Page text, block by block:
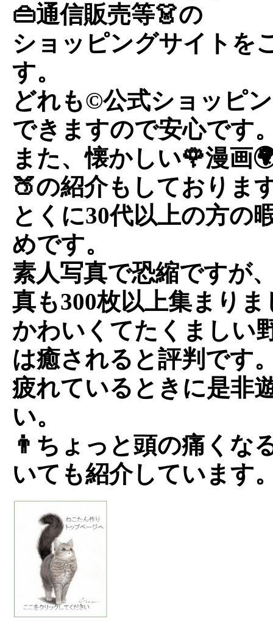
👜通信販売等👗の
ショッピングサイトを
す。
どれも©公式ショッピ
できますので安心です
また、懐かしい🌹漫画
🍑の紹介もしておりま
とくに30代以上の方の
めです。
素人写真で恐縮ですが
真も300枚以上集まりま
かわいくてたくましい
は癒されると評判です
疲れているときに是非
い。
👨ちょっと頭の痛くな
いても紹介しています